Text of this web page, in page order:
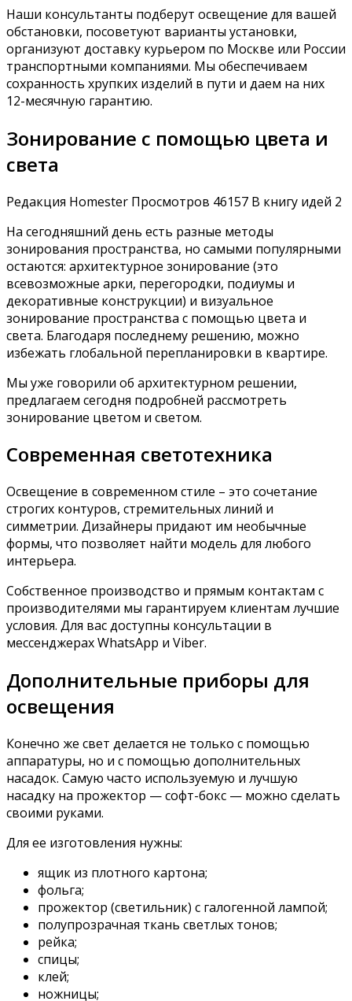
Наши консультанты подберут освещение для вашей
обстановки, посоветуют варианты установки,
организуют доставку курьером по Москве или России
транспортными компаниями. Мы обеспечиваем
сохранность хрупких изделий в пути и даем на них
12-месячную гарантию.
Зонирование с помощью цвета и
света
Редакция Homester Просмотров 46157 В книгу идей 2
На сегодняшний день есть разные методы
зонирования пространства, но самыми популярными
остаются: архитектурное зонирование (это
всевозможные арки, перегородки, подиумы и
декоративные конструкции) и визуальное
зонирование пространства с помощью цвета и
света. Благодаря последнему решению, можно
избежать глобальной перепланировки в квартире.
Мы уже говорили об архитектурном решении,
предлагаем сегодня подробней рассмотреть
зонирование цветом и светом.
Современная светотехника
Освещение в современном стиле – это сочетание
строгих контуров, стремительных линий и
симметрии. Дизайнеры придают им необычные
формы, что позволяет найти модель для любого
интерьера.
Собственное производство и прямым контактам с
производителями мы гарантируем клиентам лучшие
условия. Для вас доступны консультации в
мессенджерах WhatsApp и Viber.
Дополнительные приборы для
освещения
Конечно же свет делается не только с помощью
аппаратуры, но и с помощью дополнительных
насадок. Самую часто используемую и лучшую
насадку на прожектор — софт-бокс — можно сделать
своими руками.
Для ее изготовления нужны:
ящик из плотного картона;
фольга;
прожектор (светильник) с галогенной лампой;
полупрозрачная ткань светлых тонов;
рейка;
спицы;
клей;
ножницы;